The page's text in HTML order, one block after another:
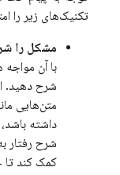
تکنیک‌های زیر را
مشکل را
با آن
شرح دهید.
متن‌هایی
داشته
شرح رفتار
کمک کند تا